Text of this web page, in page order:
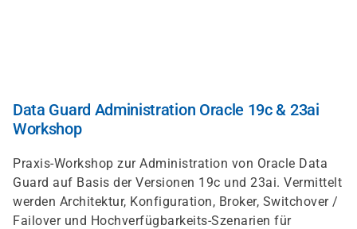
Data Guard Administration Oracle 19c & 23ai
Workshop
Praxis-Workshop zur Administration von Oracle Data
Guard auf Basis der Versionen 19c und 23ai. Vermittelt
werden Architektur, Konfiguration, Broker, Switchover /
Failover und Hochverfügbarkeits-Szenarien für